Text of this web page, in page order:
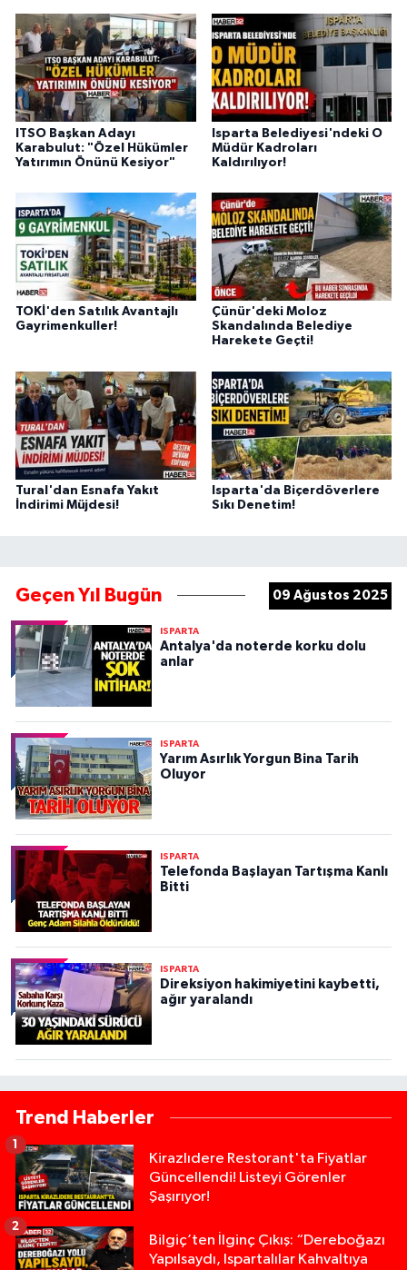
ITSO Başkan Adayı
Karabulut: "Özel Hükümler
Yatırımın Önünü Kesiyor"
Isparta Belediyesi'ndeki O
Müdür Kadroları
Kaldırılıyor!
TOKİ'den Satılık Avantajlı
Gayrimenkuller!
Çünür'deki Moloz
Skandalında Belediye
Harekete Geçti!
Tural'dan Esnafa Yakıt
İndirimi Müjdesi!
Isparta'da Biçerdöverlere
Sıkı Denetim!
Geçen Yıl Bugün 09 Ağustos 2025
ISPARTA
Antalya'da noterde korku dolu
anlar
ISPARTA
Yarım Asırlık Yorgun Bina Tarih
Oluyor
ISPARTA
Telefonda Başlayan Tartışma Kanlı
Bitti
ISPARTA
Direksiyon hakimiyetini kaybetti,
ağır yaralandı
Trend Haberler
Kirazlıdere Restorant'ta Fiyatlar
Güncellendi! Listeyi Görenler
Şaşırıyor!
1
Bilgiç’ten İlginç Çıkış: “Dereboğazı
Yapılsaydı, Ispartalılar Kahvaltıya
2